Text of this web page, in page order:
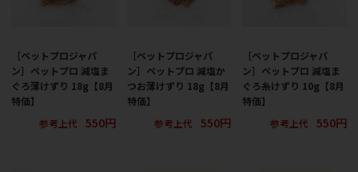
［ペットプロジャパ
ン］ペットプロ 減塩ま
ぐろ薄けずり 18g【8月
特価】
参考上代
550円
［ペットプロジャパ
ン］ペットプロ 減塩か
つお薄けずり 18g【8月
特価】
参考上代
550円
［ペットプロジャパ
ン］ペットプロ 減塩ま
ぐろ糸けずり 10g【8月
特価】
参考上代
550円